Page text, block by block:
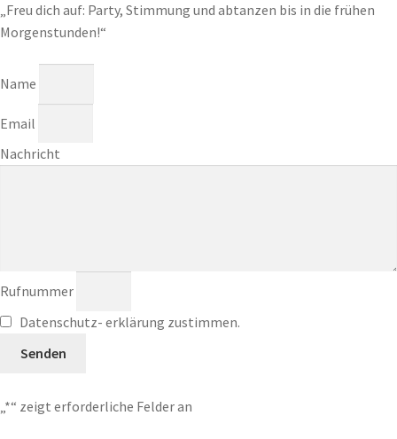
„Freu dich auf: Party, Stimmung und abtanzen bis in die frühen
Morgenstunden!“
Name
Email
Nachricht
Rufnummer
Datenschutz- erklärung zustimmen.
Senden
„*“ zeigt erforderliche Felder an